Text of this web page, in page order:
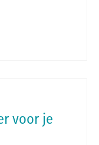
voor je